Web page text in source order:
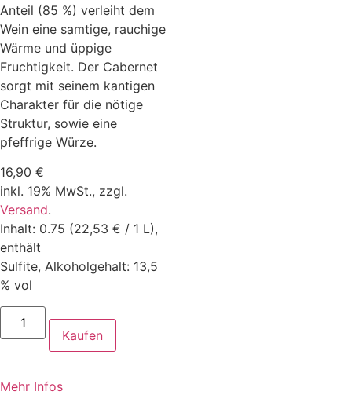
Anteil (85 %) verleiht dem
Wein eine samtige, rauchige
Wärme und üppige
Fruchtigkeit. Der Cabernet
sorgt mit seinem kantigen
Charakter für die nötige
Struktur, sowie eine
pfeffrige Würze.
16,90 €
inkl. 19% MwSt., zzgl.
Versand.
Inhalt: 0.75 (22,53 € / 1 L),
enthält
Sulfite, Alkoholgehalt: 13,5
% vol
Kaufen
Mehr Infos